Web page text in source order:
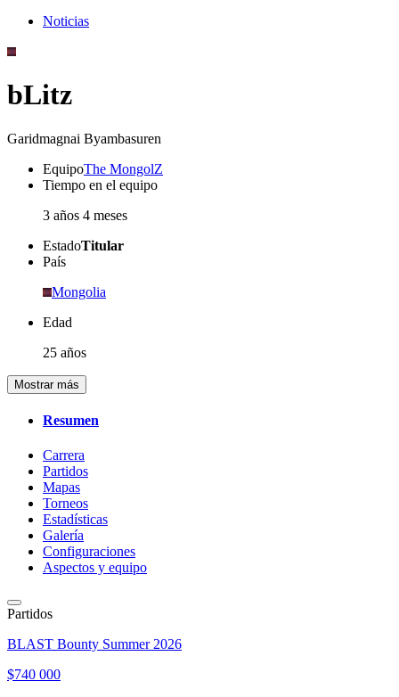
Noticias
bLitz
Garidmagnai Byambasuren
EquipoThe MongolZ
Tiempo en el equipo
3 años 4 meses
EstadoTitular
País
Mongolia
Edad
25 años
Mostrar más
Resumen
Carrera
Partidos
Mapas
Torneos
Estadísticas
Galería
Configuraciones
Aspectos y equipo
Partidos
BLAST Bounty Summer 2026
$740 000